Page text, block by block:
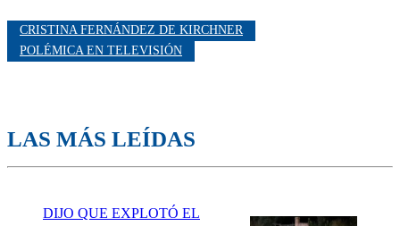
CRISTINA FERNÁNDEZ DE KIRCHNER
POLÉMICA EN TELEVISIÓN
LAS MÁS LEÍDAS
DIJO QUE EXPLOTÓ EL